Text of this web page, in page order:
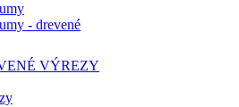
- drevené
VÝREZY